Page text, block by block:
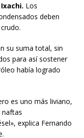
Los
deben
su suma total, sin
para así sostener
había logrado
es uno más liviano,
naftas
explica Fernando